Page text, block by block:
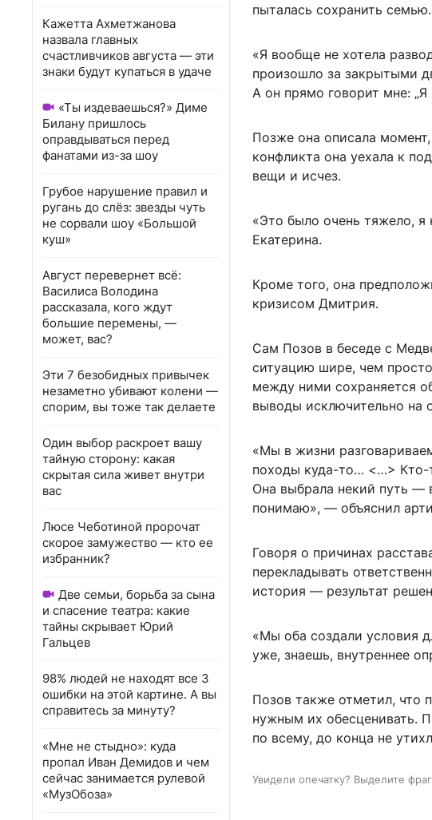
Кажетта Ахметжанова
назвала главных
счастливчиков августа — эти
знаки будут купаться в удаче
«Ты издеваешься?» Диме
Билану пришлось
оправдываться перед
фанатами из-за шоу
Грубое нарушение правил и
ругань до слёз: звезды чуть
не сорвали шоу «Большой
куш»
Август перевернет всё:
Василиса Володина
рассказала, кого ждут
большие перемены, —
может, вас?
Эти 7 безобидных привычек
незаметно убивают колени —
спорим, вы тоже так делаете
Один выбор раскроет вашу
тайную сторону: какая
скрытая сила живет внутри
вас
Люсе Чеботиной пророчат
скорое замужество — кто ее
избранник?
Две семьи, борьба за сына
и спасение театра: какие
тайны скрывает Юрий
Гальцев
98% людей не находят все 3
ошибки на этой картине. А вы
справитесь за минуту?
«Мне не стыдно»: куда
пропал Иван Демидов и чем
сейчас занимается рулевой
«МузОбоза»
пыталась сохранить семью.
«Я вообще не хотела
произошло за закрытыми
А он прямо говорит мне: „Я
Позже она описала
конфликта она уехала к
вещи и исчез.
«Это было очень тяжело,
Екатерина.
Кроме того, она
кризисом Дмитрия.
Сам Позов в беседе с
ситуацию шире, чем
между ними сохраняется
выводы исключительно на
«Мы в жизни
походы куда-то… <…> Кто-
Она выбрала некий путь —
понимаю», — объяснил
Говоря о причинах
перекладывать
история — результат
«Мы оба создали условия
уже, знаешь, внутреннее
Позов также отметил, что
нужным их обесценивать.
по всему, до конца не
Увидели опечатку? Выделите